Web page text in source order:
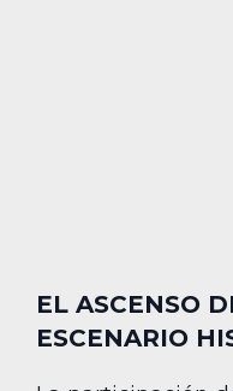
EL ASCENSO
ESCENARIO